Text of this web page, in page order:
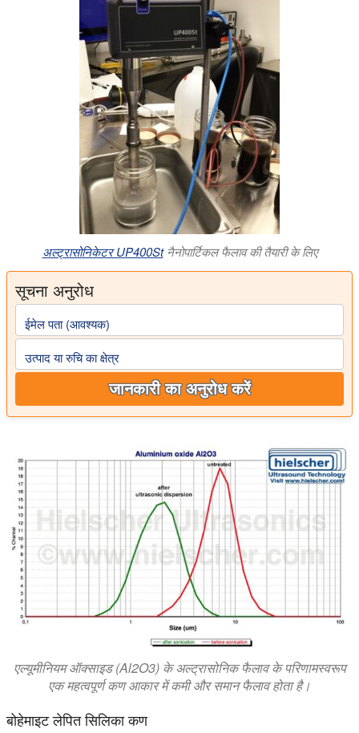
अल्ट्रासोनिकेटर UP400Stनैनोपार्टिकल फैलाव की तैयारी के लिए
सूचना अनुरोध
ईमेल पता (आवश्यक)
उत्पाद या रुचि का क्षेत्र
जानकारी का अनुरोध करें
एल्यूमीनियम ऑक्साइड (Al2O3) के अल्ट्रासोनिक फैलाव के परिणामस्वरूप
एक महत्वपूर्ण कण आकार में कमी और समान फैलाव होता है।
बोहेमाइट लेपित सिलिका कण